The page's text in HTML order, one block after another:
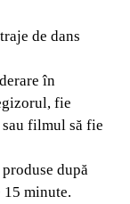
de dans
în
fie
filmul să fie
după
minute.